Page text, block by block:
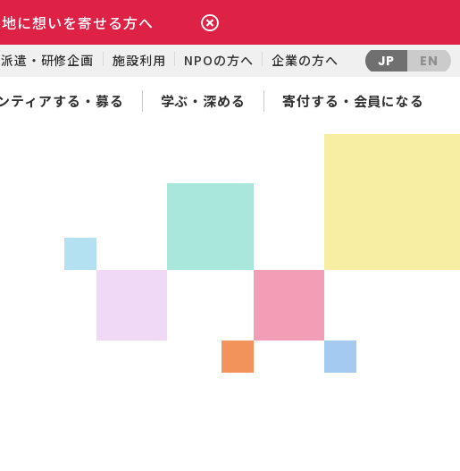
に想いを寄せる方へ
遣・研修企画 施設利用 NPOの方へ 企業の方へ JP EN
ティアする・募る 学ぶ・深める 寄付する・会員になる